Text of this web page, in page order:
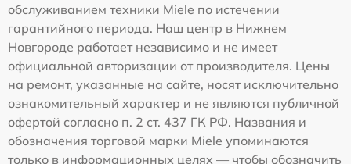
обслуживанием техники Miele по истечении
гарантийного периода. Наш центр в Нижнем
Новгороде работает независимо и не имеет
официальной авторизации от производителя. Цены
на ремонт, указанные на сайте, носят исключительно
ознакомительный характер и не являются публичной
офертой согласно п. 2 ст. 437 ГК РФ. Названия и
обозначения торговой марки Miele упоминаются
только в информационных целях — чтобы обозначить